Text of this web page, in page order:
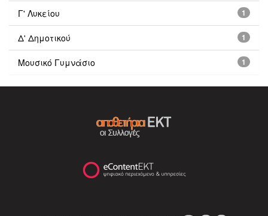
1
Γ' Λυκείου
1
Δ' Δημοτικού
1
Μουσικό Γυμνάσιο